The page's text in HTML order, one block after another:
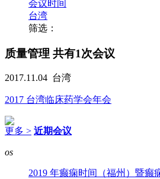
会议时间
台湾
筛选：
质量管理 共有1次会议
2017.11.04 台湾
2017 台湾临床药学会年会
更多 > 近期会议
os
2019 年癫痫时间（福州）暨癫